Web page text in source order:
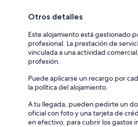
Otros detalles
Este alojamiento está gestionado
profesional. La prestación de
vinculada a una actividad
profesión.
Puede aplicarse un recargo por
la política del alojamiento.
A tu llegada, pueden pedirte un
oficial con foto y una tarjeta de
en efectivo, para cubrir los gastos